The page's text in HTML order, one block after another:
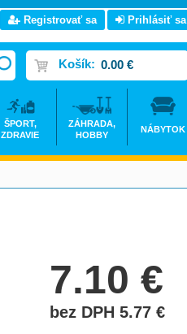
7.10€
bez DPH 5.77€
Registrovať sa Prihlásiť sa
Košík: 0.00 €
ŠPORT,
ZDRAVIE
ZÁHRADA,
HOBBY
NÁBYTOK